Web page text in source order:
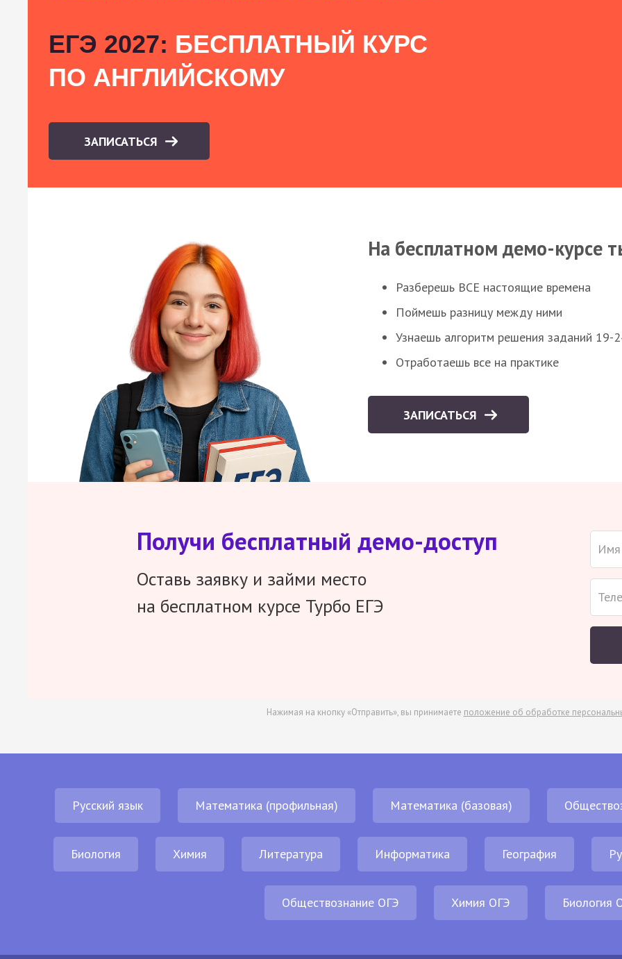
ЕГЭ 2027: БЕСПЛАТНЫЙ КУРС
ПО АНГЛИЙСКОМУ
ЗАПИСАТЬСЯ
На бесплатном демо-курсе
Разберешь ВСЕ настоящие времена
Поймешь разницу между ними
Узнаешь алгоритм решения заданий 19-
Отработаешь все на практике
ЗАПИСАТЬСЯ
Получи бесплатный демо-доступ
Оставь заявку и займи место
на бесплатном курсе Турбо ЕГЭ
Нажимая на кнопку «Отправить», вы принимаете положение об обработке
Русский язык Математика (профильная) Математика (базовая)
Биология Химия Литература Информатика География
Обществознание ОГЭ Химия ОГЭ Биология